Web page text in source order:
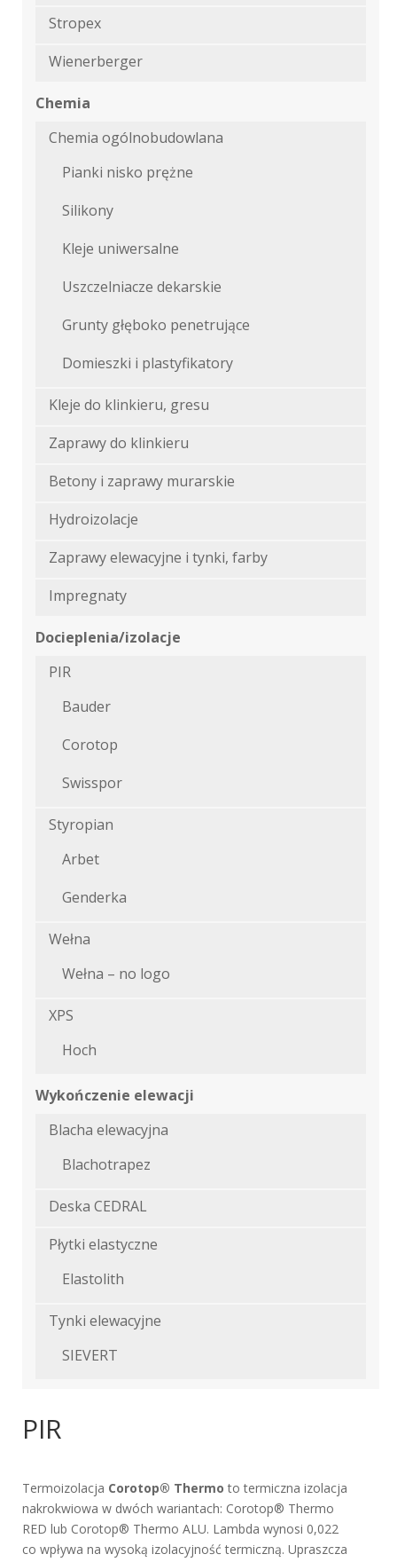
Stropex
Wienerberger
Chemia
Chemia ogólnobudowlana
Pianki nisko prężne
Silikony
Kleje uniwersalne
Uszczelniacze dekarskie
Grunty głęboko penetrujące
Domieszki i plastyfikatory
Kleje do klinkieru, gresu
Zaprawy do klinkieru
Betony i zaprawy murarskie
Hydroizolacje
Zaprawy elewacyjne i tynki, farby
Impregnaty
Docieplenia/izolacje
PIR
Bauder
Corotop
Swisspor
Styropian
Arbet
Genderka
Wełna
Wełna – no logo
XPS
Hoch
Wykończenie elewacji
Blacha elewacyjna
Blachotrapez
Deska CEDRAL
Płytki elastyczne
Elastolith
Tynki elewacyjne
SIEVERT
PIR
Termoizolacja Corotop® Thermo to termiczna izolacja
nakrokwiowa w dwóch wariantach: Corotop® Thermo
RED lub Corotop® Thermo ALU. Lambda wynosi 0,022
co wpływa na wysoką izolacyjność termiczną. Upraszcza